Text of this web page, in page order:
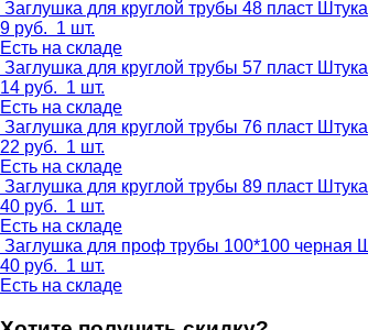
Заглушка для круглой трубы 48 пласт Штука
9 руб. 1 шт.
Есть на складе
Заглушка для круглой трубы 57 пласт Штука
14 руб. 1 шт.
Есть на складе
Заглушка для круглой трубы 76 пласт Штука
22 руб. 1 шт.
Есть на складе
Заглушка для круглой трубы 89 пласт Штука
40 руб. 1 шт.
Есть на складе
Заглушка для проф трубы 100*100 черная
40 руб. 1 шт.
Есть на складе